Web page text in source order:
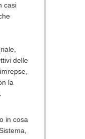
casi
delle
la
in cosa